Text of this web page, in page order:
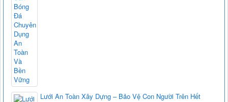
Lưới An Toàn Xây Dựng – Bảo Vệ Con Người Trên Hết